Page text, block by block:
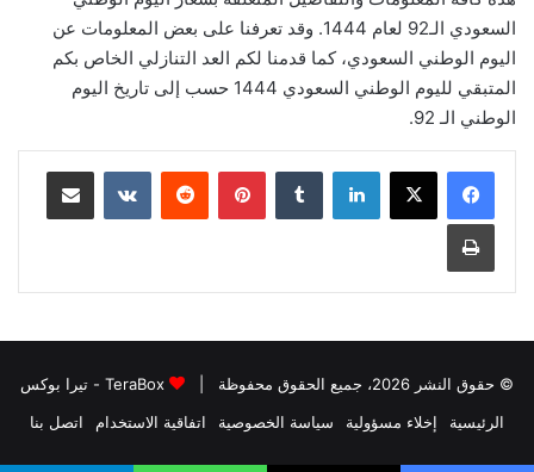
السعودي الـ92 لعام 1444. وقد تعرفنا على بعض المعلومات عن
اليوم الوطني السعودي، كما قدمنا ​​لكم العد التنازلي الخاص بكم
المتبقي لليوم الوطني السعودي 1444 حسب إلى تاريخ اليوم
الوطني الـ 92.
لينكدإن بينتيريست مشاركة عبر البريد
طباعة
© حقوق النشر 2026، جميع الحقوق محفوظة |
TeraBox - تيرا بوكس
الرئيسية
إخلاء مسؤولية سياسة الخصوصية اتفاقية الاستخدام اتصل بنا